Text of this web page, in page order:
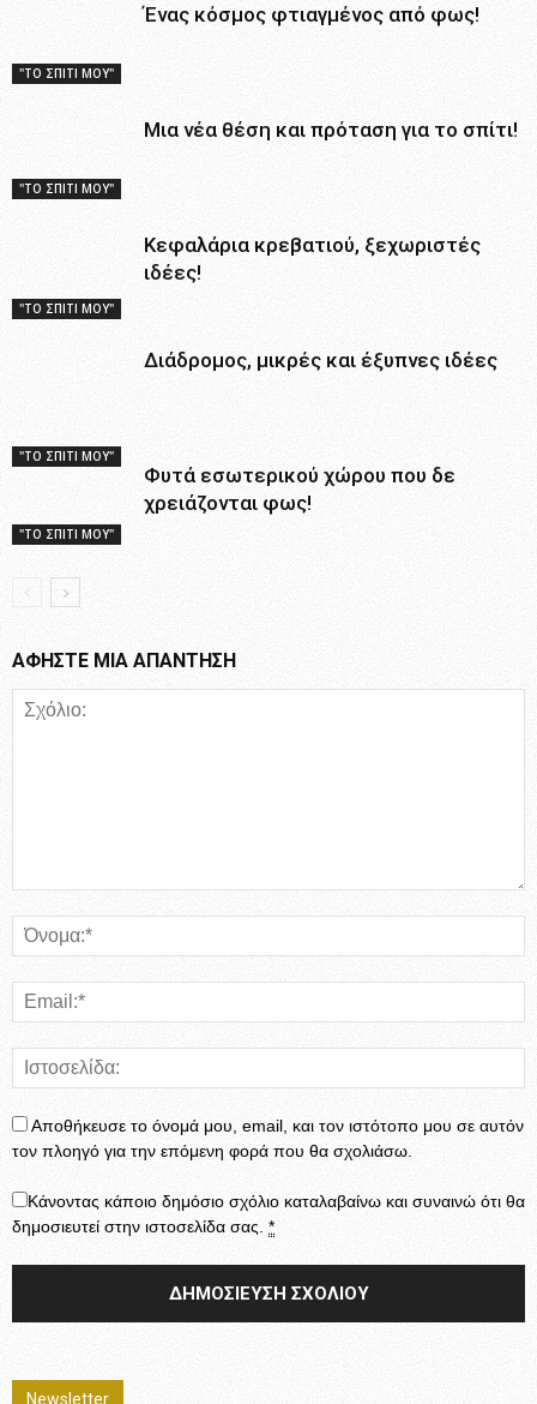
"ΤΟ ΣΠΙΤΙ ΜΟΥ"
Ένας κόσμος φτιαγμένος από φως!
"ΤΟ ΣΠΙΤΙ ΜΟΥ"
Μια νέα θέση και πρόταση για το σπίτι!
"ΤΟ ΣΠΙΤΙ ΜΟΥ"
Κεφαλάρια κρεβατιού, ξεχωριστές
ιδέες!
"ΤΟ ΣΠΙΤΙ ΜΟΥ"
Διάδρομος, μικρές και έξυπνες ιδέες
"ΤΟ ΣΠΙΤΙ ΜΟΥ"
Φυτά εσωτερικού χώρου που δε
χρειάζονται φως!
ΑΦΗΣΤΕ ΜΙΑ ΑΠΑΝΤΗΣΗ
Αποθήκευσε το όνομά μου, email, και τον ιστότοπο μου σε αυτόν
τον πλοηγό για την επόμενη φορά που θα σχολιάσω.
Κάνοντας κάποιο δημόσιο σχόλιο καταλαβαίνω και συναινώ ότι θα
δημοσιευτεί στην ιστοσελίδα σας. *
Newsletter